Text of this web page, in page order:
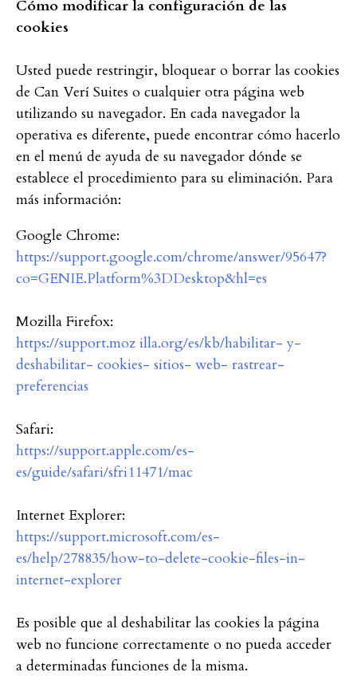
Cómo modificar la configuración de las
cookies
Usted puede restringir, bloquear o borrar las cookies
de Can Verí Suites o cualquier otra página web
utilizando su navegador. En cada navegador la
operativa es diferente, puede encontrar cómo hacerlo
en el menú de ayuda de su navegador dónde se
establece el procedimiento para su eliminación. Para
más información:
Google Chrome:
https://support.google.com/chrome/answer/95647?
co=GENIE.Platform%3DDesktop&hl=es
Mozilla Firefox:
https://support.moz illa.org/es/kb/habilitar- y-
deshabilitar- cookies- sitios- web- rastrear-
preferencias
Safari:
https://support.apple.com/es-
es/guide/safari/sfri11471/mac
Internet Explorer:
https://support.microsoft.com/es-
es/help/278835/how-to-delete-cookie-files-in-
internet-explorer
Es posible que al deshabilitar las cookies la página
web no funcione correctamente o no pueda acceder
a determinadas funciones de la misma.